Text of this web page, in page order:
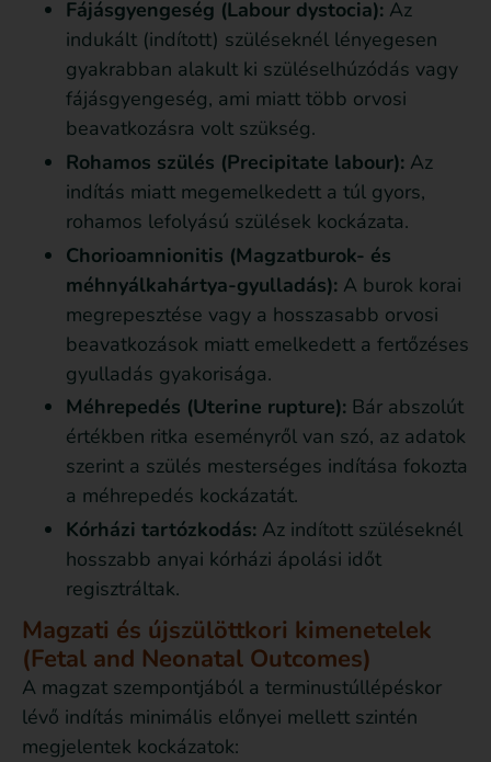
Fájásgyengeség (Labour dystocia): Az
indukált (indított) szüléseknél lényegesen
gyakrabban alakult ki szüléselhúzódás vagy
fájásgyengeség, ami miatt több orvosi
beavatkozásra volt szükség.
Rohamos szülés (Precipitate labour): Az
indítás miatt megemelkedett a túl gyors,
rohamos lefolyású szülések kockázata.
Chorioamnionitis (Magzatburok- és
méhnyálkahártya-gyulladás): A burok korai
megrepesztése vagy a hosszasabb orvosi
beavatkozások miatt emelkedett a fertőzéses
gyulladás gyakorisága.
Méhrepedés (Uterine rupture): Bár abszolút
értékben ritka eseményről van szó, az adatok
szerint a szülés mesterséges indítása fokozta
a méhrepedés kockázatát.
Kórházi tartózkodás: Az indított szüléseknél
hosszabb anyai kórházi ápolási időt
regisztráltak.
Magzati és újszülöttkori kimenetelek
(Fetal and Neonatal Outcomes)
A magzat szempontjából a terminustúllépéskor
lévő indítás minimális előnyei mellett szintén
megjelentek kockázatok: